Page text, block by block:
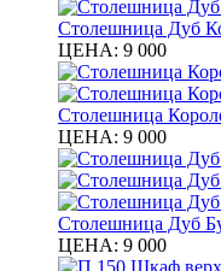
Столешница Дуб
ЦЕНА: 9 000
Столешница
ЦЕНА: 9 000
Столешница Дуб
ЦЕНА: 9 000